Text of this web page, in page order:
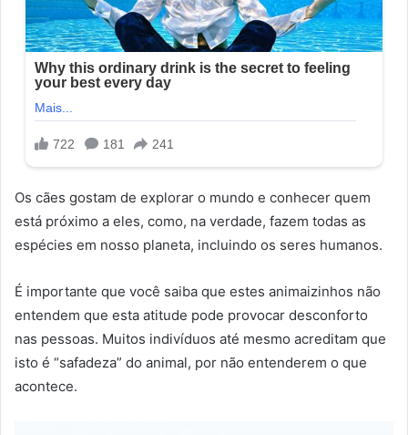
Os cães gostam de explorar o mundo e conhecer quem
está próximo a eles, como, na verdade, fazem todas as
espécies em nosso planeta, incluindo os seres humanos.
É importante que você saiba que estes animaizinhos não
entendem que esta atitude pode provocar desconforto
nas pessoas. Muitos indivíduos até mesmo acreditam que
isto é “safadeza” do animal, por não entenderem o que
acontece.